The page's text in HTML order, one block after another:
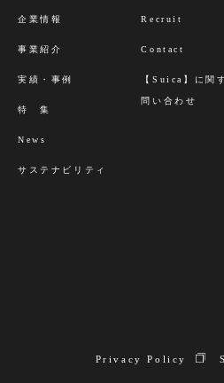
企業情報
事業紹介
実績・事例
特 集
News
サステナビリティ
Recruit
Contact
【Suica】に関
問い合わせ
Privacy Policy